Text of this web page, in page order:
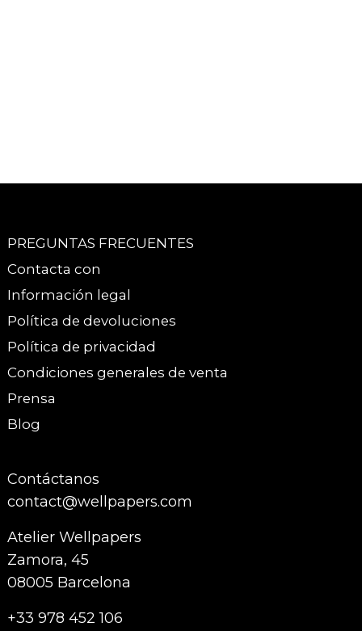
PREGUNTAS FRECUENTES
Contacta con
Información legal
Política de devoluciones
Política de privacidad
Condiciones generales de venta
Prensa
Blog
Contáctanos
contact@wellpapers.com
Atelier Wellpapers
Zamora, 45
08005 Barcelona
+33 978 452 106